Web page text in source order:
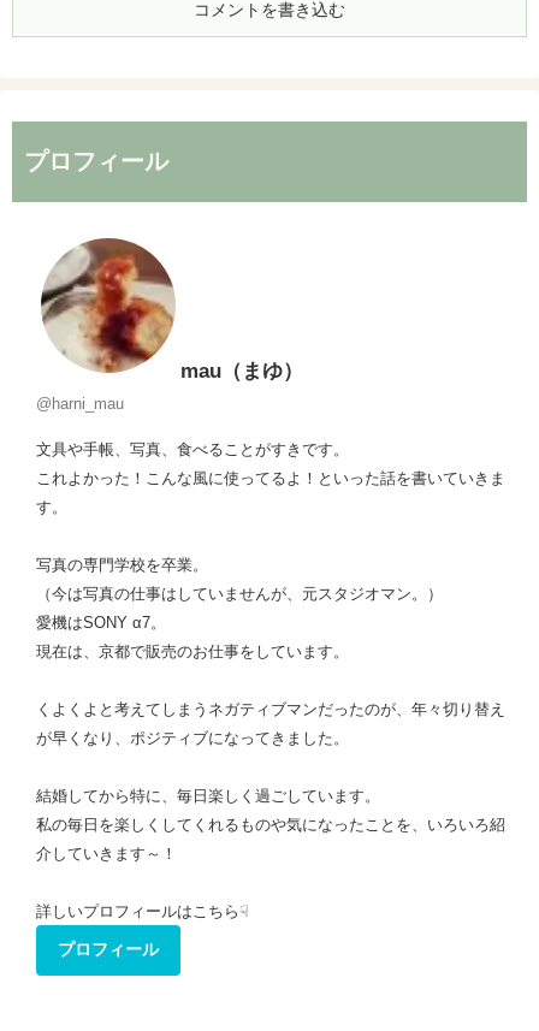
コメントを書き込む
プロフィール
mau（まゆ）
@harni_mau
文具や手帳、写真、食べることがすきです。
これよかった！こんな風に使ってるよ！といった話を書いていきま
す。
写真の専門学校を卒業。
（今は写真の仕事はしていませんが、元スタジオマン。）
愛機はSONY α7。
現在は、京都で販売のお仕事をしています。
くよくよと考えてしまうネガティブマンだったのが、年々切り替え
が早くなり、ポジティブになってきました。
結婚してから特に、毎日楽しく過ごしています。
私の毎日を楽しくしてくれるものや気になったことを、いろいろ紹
介していきます～！
詳しいプロフィールはこちら☟
プロフィール